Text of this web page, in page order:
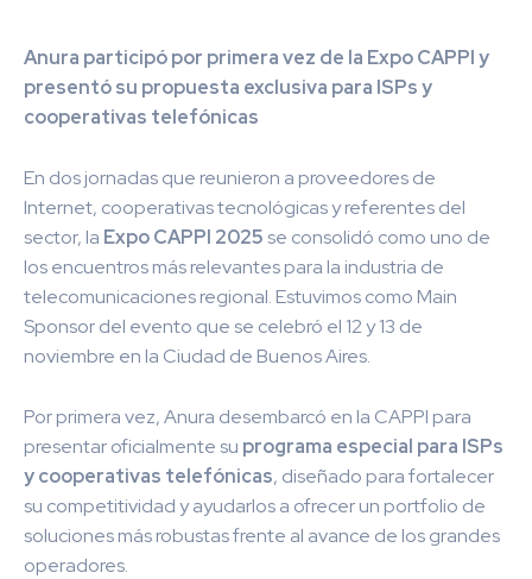
Anura participó por primera vez de la Expo CAPPI y
presentó su propuesta exclusiva para ISPs y
cooperativas telefónicas
En dos jornadas que reunieron a proveedores de
Internet, cooperativas tecnológicas y referentes del
sector, la Expo CAPPI 2025 se consolidó como uno de
los encuentros más relevantes para la industria de
telecomunicaciones regional. Estuvimos como Main
Sponsor del evento que se celebró el 12 y 13 de
noviembre en la Ciudad de Buenos Aires.
Por primera vez, Anura desembarcó en la CAPPI para
presentar oficialmente su programa especial para ISPs
y cooperativas telefónicas, diseñado para fortalecer
su competitividad y ayudarlos a ofrecer un portfolio de
soluciones más robustas frente al avance de los grandes
operadores.